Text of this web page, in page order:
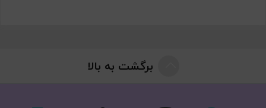
آدرس:تبریز،خ آبرسان،بیلانکوه غربی،جنب مجتمع شمس،پاساژ
برگشت به بالا